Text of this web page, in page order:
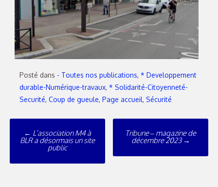
Posté dans - Toutes nos publications, * Developpement
durable-Numérique-travaux, * Solidarité-Citoyenneté-
Securité, Coup de gueule, Page accueil, Sécurité
← L’association M4 à
BLR a désormais un site
public
Tribune – magazine de
décembre 2023 →